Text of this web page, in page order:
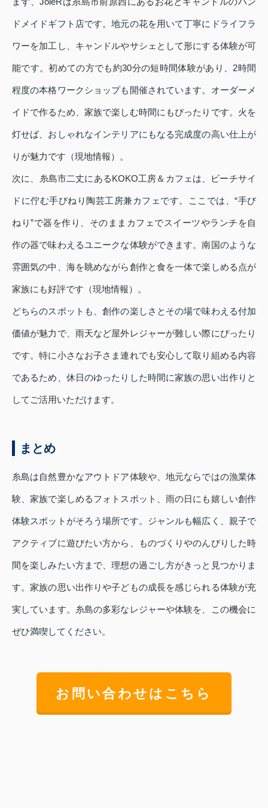
ドメイドギフト店です。地元の花を用いて丁寧にドライフラ
ワーを加工し、キャンドルやサシェとして形にする体験が可
能です。初めての方でも約30分の短時間体験があり、2時間
程度の本格ワークショップも開催されています。オーダーメ
イドで作るため、家族で楽しむ時間にもぴったりです。火を
灯せば、おしゃれなインテリアにもなる完成度の高い仕上が
りが魅力です（現地情報）。
次に、糸島市二丈にあるKOKO工房＆カフェは、ビーチサイ
ドに佇む手びねり陶芸工房兼カフェです。ここでは、“手び
ねり”で器を作り、そのままカフェでスイーツやランチを自
作の器で味わえるユニークな体験ができます。南国のような
雰囲気の中、海を眺めながら創作と食を一体で楽しめる点が
家族にも好評です（現地情報）。
どちらのスポットも、創作の楽しさとその場で味わえる付加
価値が魅力で、雨天など屋外レジャーが難しい際にぴったり
です。特に小さなお子さま連れでも安心して取り組める内容
であるため、休日のゆったりした時間に家族の思い出作りと
してご活用いただけます。
まとめ
糸島は自然豊かなアウトドア体験や、地元ならではの漁業体
験、家族で楽しめるフォトスポット、雨の日にも嬉しい創作
体験スポットがそろう場所です。ジャンルも幅広く、親子で
アクティブに遊びたい方から、ものづくりやのんびりした時
間を楽しみたい方まで、理想の過ごし方がきっと見つかりま
す。家族の思い出作りや子どもの成長を感じられる体験が充
実しています。糸島の多彩なレジャーや体験を、この機会に
ぜひ満喫してください。
お問い合わせはこちら